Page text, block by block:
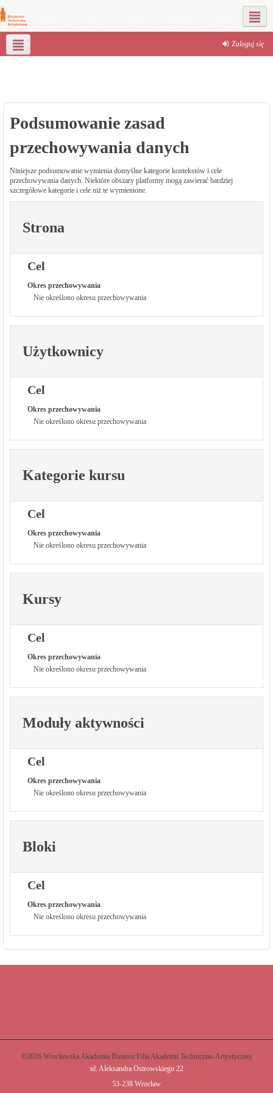
Zaloguj się
Podsumowanie zasad
przechowywania danych
Niniejsze podsumowanie wymienia domyślne kategorie kontekstów i cele
przechowywania danych. Niektóre obszary platformy mogą zawierać bardziej
szczegółowe kategorie i cele niż te wymienione.
Strona
Cel
Okres przechowywania
Nie określono okresu przechowywania
Użytkownicy
Cel
Okres przechowywania
Nie określono okresu przechowywania
Kategorie kursu
Cel
Okres przechowywania
Nie określono okresu przechowywania
Kursy
Cel
Okres przechowywania
Nie określono okresu przechowywania
Moduły aktywności
Cel
Okres przechowywania
Nie określono okresu przechowywania
Bloki
Cel
Okres przechowywania
Nie określono okresu przechowywania
©2026 Wrocławska Akademia Biznesu Filia Akademii Techniczno-Artystycznej
ul. Aleksandra Ostrowskiego 22
53-238 Wrocław